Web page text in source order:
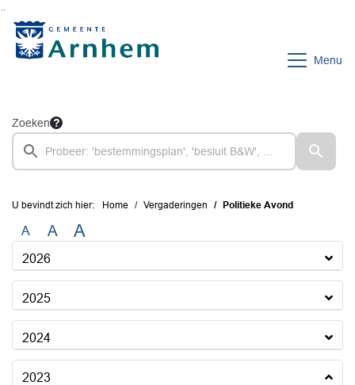
Menu
Zoeken
U bevindt zich hier: Home Vergaderingen Politieke Avond
A A A
2026
2025
2024
2023